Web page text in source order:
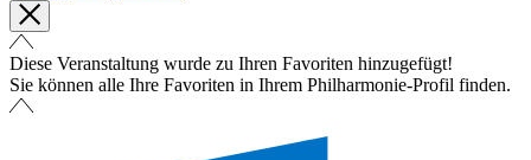
Diese Veranstaltung wurde zu Ihren Favoriten hinzugefügt!
Sie können alle Ihre Favoriten in Ihrem Philharmonie-Profil finden.